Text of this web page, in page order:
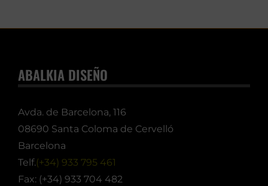
ABALKIA DISEÑO
Avda. de Barcelona, 116
08690 Santa Coloma de Cervelló
Barcelona
Telf.(+34) 933 795 461
Fax: (+34) 933 704 482